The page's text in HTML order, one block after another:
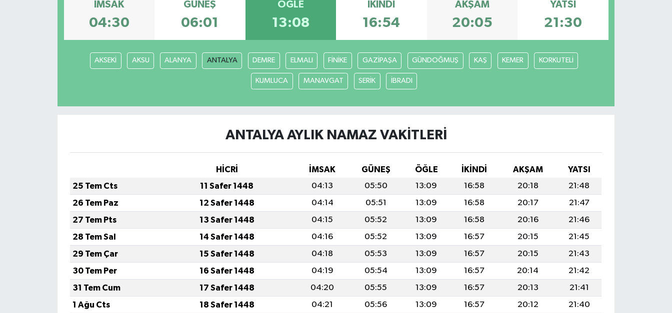
İMSAK
04:30
GÜNEŞ
06:01
ÖĞLE
13:08
İKINDI
16:54
AKŞAM
20:05
YATSI
21:30
AKSEKİ AKSU ALANYA ANTALYA DEMRE ELMALI FİNİKE GAZİPAŞA GÜNDOĞMUŞ KAŞ KEMER KORKUTELİ
KUMLUCA MANAVGAT SERİK İBRADI
ANTALYA AYLIK NAMAZ VAKITLERI
HİCRİ İMSAK GÜNEŞ ÖĞLE İKINDI AKŞAM
YATSI
25 Tem Cts
11 Safer 1448 04:13 05:50 13:09 16:58 20:18
21:48
26 Tem Paz
12 Safer 1448 04:14 05:51 13:09 16:58 20:17
21:47
27 Tem Pts
13 Safer 1448 04:15 05:52 13:09 16:58 20:16
21:46
28 Tem Sal
14 Safer 1448 04:16 05:52 13:09 16:57 20:15
21:45
29 Tem Çar
15 Safer 1448 04:18 05:53 13:09 16:57 20:15
21:43
30 Tem Per
16 Safer 1448 04:19 05:54 13:09 16:57 20:14
21:42
31 Tem Cum
17 Safer 1448 04:20 05:55 13:09 16:57 20:13
21:41
1 Ağu Cts
18 Safer 1448 04:21 05:56 13:09 16:57 20:12
21:40